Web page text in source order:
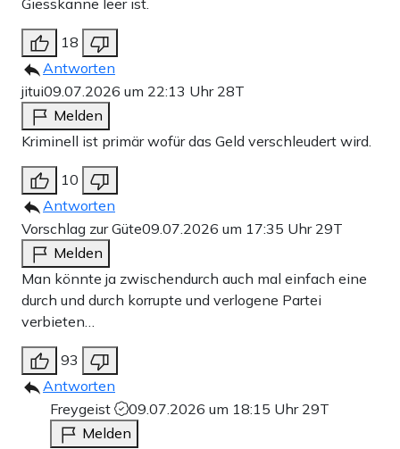
Giesskanne leer ist.
18
Antworten
jitui09.07.2026 um 22:13 Uhr 28T
Melden
Kriminell ist primär wofür das Geld verschleudert wird.
10
Antworten
Vorschlag zur Güte09.07.2026 um 17:35 Uhr 29T
Melden
Man könnte ja zwischendurch auch mal einfach eine
durch und durch korrupte und verlogene Partei
verbieten…
93
Antworten
Freygeist
09.07.2026 um 18:15 Uhr 29T
Melden